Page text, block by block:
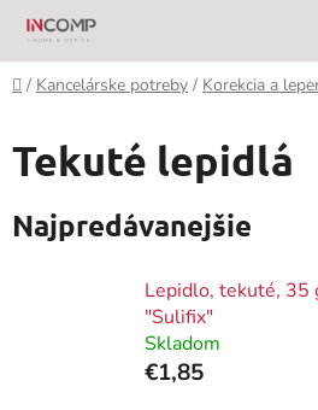
Prejsť
obsah
Domov
/ Kancelárske potreby / Korekcia a
Tekuté lepidlá
Najpredávanejšie
Lepidlo, tekuté, 35
"Sulifix"
Skladom
€1,85